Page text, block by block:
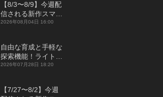
【8/3〜8/9】今週配
信される新作スマホ
ゲームをまとめてお
2026年08月04日 16:00
自由な育成と手軽な
探索機能！ライトカ
ジュアルMMORPG
P】
2026年07月28日 18:20
【7/27〜8/2】今週